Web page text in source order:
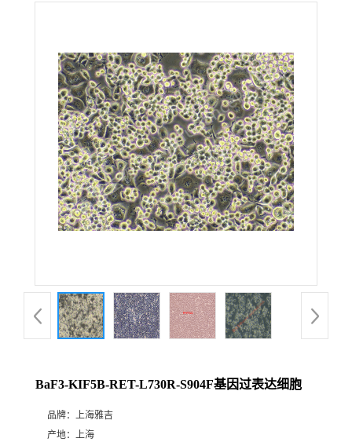
BaF3-KIF5B-RET-L730R-S904F基因过表达细胞
品牌： 上海雅吉
产地： 上海